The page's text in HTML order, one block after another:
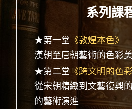
系列課
★第一堂 《敦煌本色》
漢朝至唐朝藝術的色彩
★第二堂《跨文明的色
從宋朝精緻到文藝復興
的藝術演進